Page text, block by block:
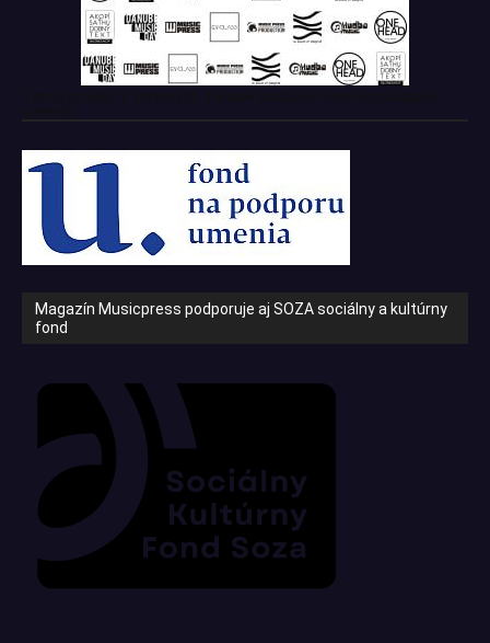
Magazín Musicpress podporuje aj SOZA sociálny a kultúrny
fond